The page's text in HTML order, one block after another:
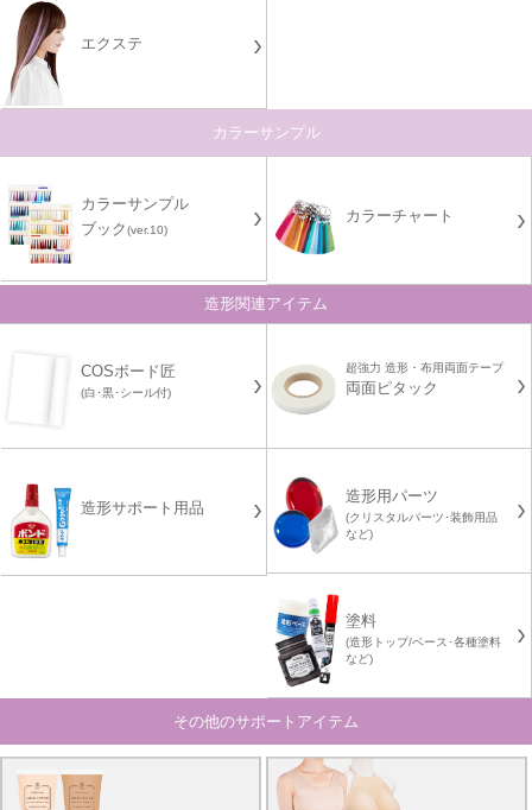
エクステ
カラーサンプル
カラーサンプル
ブック(ver.10)
カラーチャート
造形関連アイテム
COSボード匠
(白･黒･シール付)
超強力 造形・布用両面テープ
両面ピタック
造形サポート用品
造形用パーツ
(クリスタルパーツ･装飾用品
など)
塗料
(造形トップ/ベース･各種塗料
など)
その他のサポートアイテム